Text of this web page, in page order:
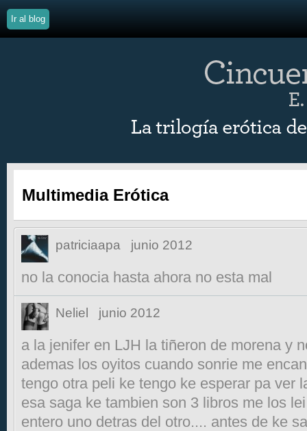
Ir al blog
Multimedia Erótica
patriciaapa junio 2012
no la conocia hasta ahora no esta mal
Neliel junio 2012
a la jenifer en LJH la tiñeron de morena y
ademas los oyitos cuando sonrie me
tengo otra peli ke tengo ke esperar pa ver
esa saga ke tambien son 3 libros me los
entero uno detras del otro.... antes de ke